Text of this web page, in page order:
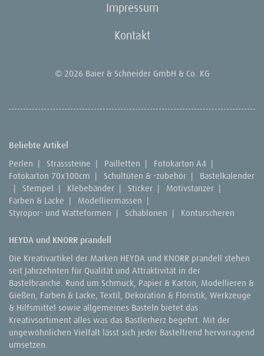
Impressum
Kontakt
© 2026 Baier & Schneider GmbH & Co. KG
Beliebte Artikel
Perlen | Strasssteine | Pailletten | Fotokarton A4 |
Fotokarton 70x100cm | Schultüten & -zubehör |
Bastelkalender
|
Stempel | Klebebänder | Sticker | Motivstanzer |
Farben & Lacke | Modelliermassen |
Styropor- und Watteformen | Schablonen | Konturscheren
HEYDA und KNORR prandell
Die Kreativartikel der Marken HEYDA und KNORR prandell stehen
seit Jahrzehnten für Qualität und Attraktivität in der
Bastelbranche. Rund um Schmuck, Papier & Karton, Modellieren &
Gießen, Farben & Lacke, Textil, Dekoration & Floristik, Werkzeuge
& Hilfsmittel sowie allgemeines Basteln bietet das
Kreativsortiment alles was das Bastlerherz begehrt. Mit der
ungewöhnlichen Vielfalt lässt sich jeder Basteltrend hervorragend
umsetzen.